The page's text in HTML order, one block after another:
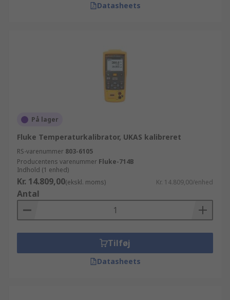
Datasheets
På lager
Fluke Temperaturkalibrator, UKAS kalibreret
RS-varenummer 803-6105
Producentens varenummer Fluke-714B
Indhold (1 enhed)
Kr. 14.809,00(ekskl. moms) Kr. 14.809,00/enhed
Antal
Tilføj
Datasheets